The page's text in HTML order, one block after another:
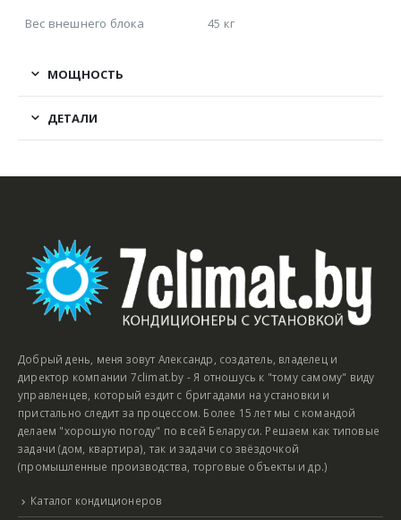
Вес внешнего блока
45 кг
МОЩНОСТЬ
ДЕТАЛИ
Добрый день, меня зовут Александр, создатель, владелец и
директор компании 7climat.by - Я отношусь к "тому самому" виду
управленцев, который ездит с бригадами на установки и
пристально следит за процессом. Более 15 лет мы с командой
делаем "хорошую погоду" по всей Беларуси. Решаем как типовые
задачи (дом, квартира), так и задачи со звёздочкой
(промышленные производства, торговые объекты и др.)
Каталог кондиционеров